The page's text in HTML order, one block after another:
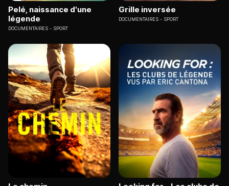
Pelé, naissance d'une
légende
DOCUMENTAIRES SPORT
Grille inversée
DOCUMENTAIRES SPORT